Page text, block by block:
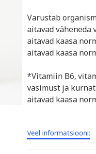
Varustab
aitavad
aitavad kaasa
aitavad kaasa
*Vitamiin B6,
väsimust ja
aitavad kaasa
Veel informatsiooni: